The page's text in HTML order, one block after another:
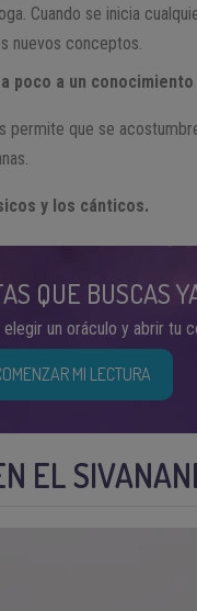
Cuando se inicia
nuevos conceptos.
poco a un
que se
y los cánticos.
QUE BUSCAS
un oráculo y abrir tu
MI LECTURA
EL